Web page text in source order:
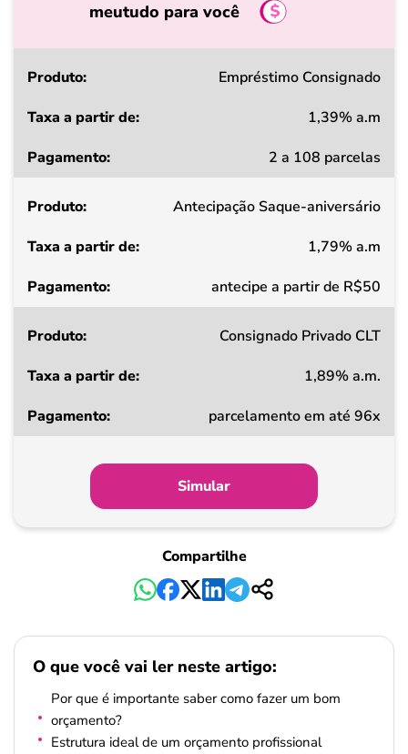
meutudo para você
Produto
a
de
Pagamento
Empréstimo Consignado
1,39% a.m
2 a 108 parcelas
Antecipação Saque-aniversário
1,79% a.m
antecipe a partir de R$50
Consignado Privado CLT
1,89% a.m.
parcelamento em até 96x
Simular
Compartilhe
O que você vai ler neste artigo:
Por que é importante saber como fazer um bom
orçamento?
Estrutura ideal de um orçamento profissional